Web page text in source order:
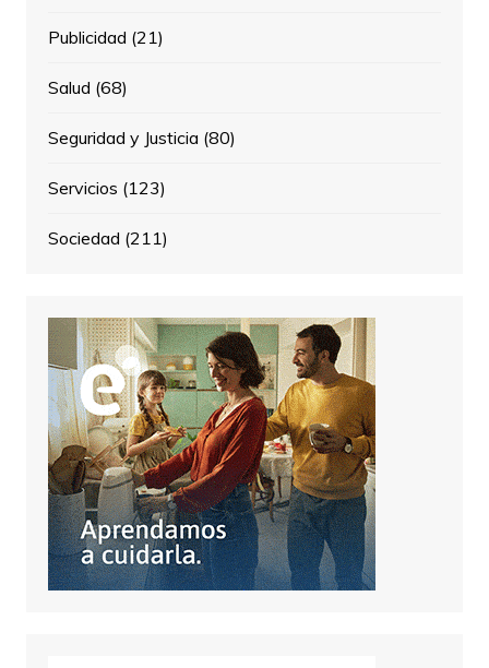
Publicidad (21)
Salud (68)
Seguridad y Justicia (80)
Servicios (123)
Sociedad (211)